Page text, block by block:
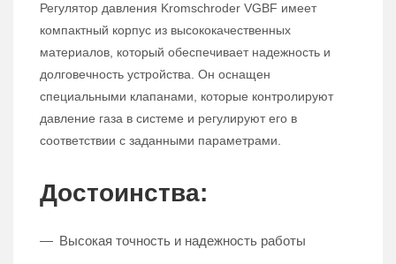
Регулятор давления Kromschroder VGBF имеет
компактный корпус из высококачественных
материалов, который обеспечивает надежность и
долговечность устройства. Он оснащен
специальными клапанами, которые контролируют
давление газа в системе и регулируют его в
соответствии с заданными параметрами.
Достоинства:
Высокая точность и надежность работы